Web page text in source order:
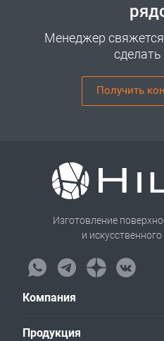
Менеджер
Получить
Изготовление
и
Компания
Продукция